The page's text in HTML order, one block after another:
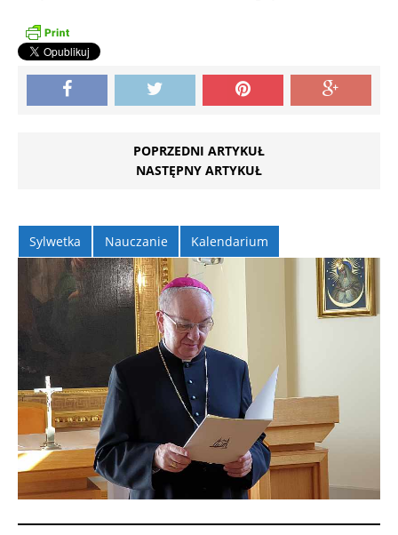
POPRZEDNI ARTYKUŁ
NASTĘPNY ARTYKUŁ
Sylwetka Nauczanie Kalendarium